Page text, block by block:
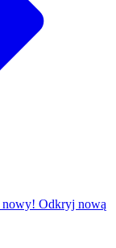
nowy! Odkryj nową